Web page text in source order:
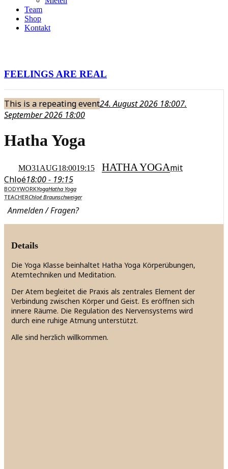
Team
Shop
Kontakt
FEELINGS ARE REAL
This is a repeating event24. August 2026 18:007.
September 2026 18:00
Hatha Yoga
MO31 AUG18:0019:15 HATHA YOGAmit
Chloé18:00 - 19:15
BODYWORKYogaHatha Yoga
TEACHERChloé Braunschweiger
Anmelden / Fragen?
Details
Die Yoga Klasse beinhaltet Hatha Yoga Körperübungen,
Atemtechniken und Meditation.
Der Atem begleitet die Praxis als zentrales Element der
Verbindung zwischen Körper und Geist. Es eröffnen sich
innere Räume. Die Regulation des Nervensystems wird
durch eine ruhige Atmung unterstützt.
Alle sind herzlich willkommen.